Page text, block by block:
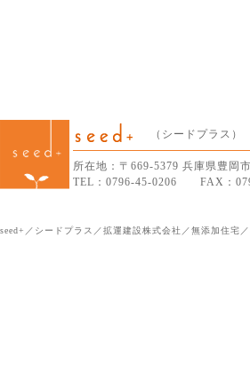
（シードプラス）
所在地：〒669-5379 兵庫県豊岡
TEL：0796-45-0206 FAX：
seed+／シードプラス／拡運建設株式会社／無添加住宅